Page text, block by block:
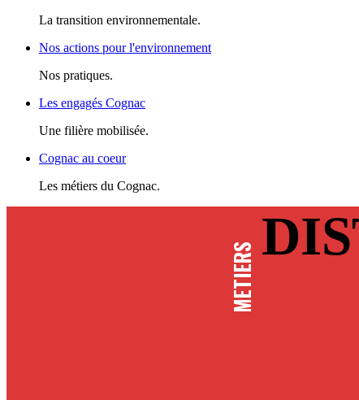
La transition environnementale.
Nos actions pour l'environnement
Nos pratiques.
Les engagés Cognac
Une filière mobilisée.
Cognac au coeur
Les métiers du Cognac.
METIERS